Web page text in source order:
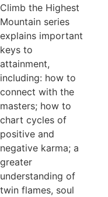
Climb the Highest
Mountain series
explains important
keys to
attainment,
including: how to
connect with the
masters; how to
chart cycles of
positive and
negative karma; a
greater
understanding of
twin flames, soul